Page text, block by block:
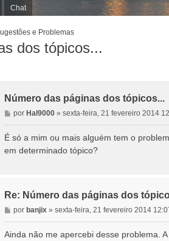
Chat
e Problemas
dos tópicos...
Número das páginas dos tópicos...
M
e
a
porHal9000 »sexta-feira, 21 fevereiro 2014
É só a mim ou mais alguém tem o
em determinado tópico?
Re: Número das páginas dos
M
e
n
porbanjix »sexta-feira, 21 fevereiro 2014
Ainda não me apercebi desse problema.